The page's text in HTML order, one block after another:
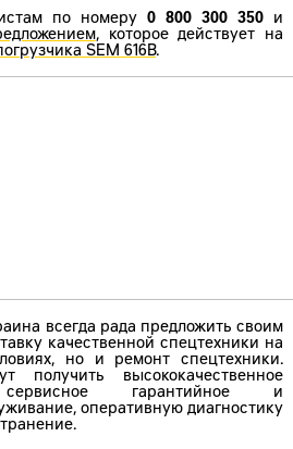
по номеру 0 800 300 350 и
, которое действует на
SEM 616B.
всегда рада предложить своим
качественной спецтехники на
но и ремонт спецтехники.
получить высококачественное
сервисное гарантийное и
оперативную диагностику